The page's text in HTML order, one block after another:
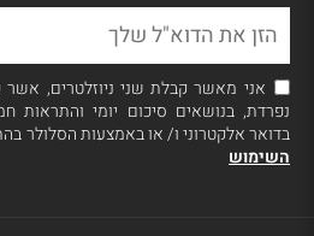
אני מאשר קבלת שני ניוזלטרים,
נפרדת, בנושאים סיכום יומי והתראות
בדואר אלקטרוני ו/ או באמצעות הסלולר
השימוש